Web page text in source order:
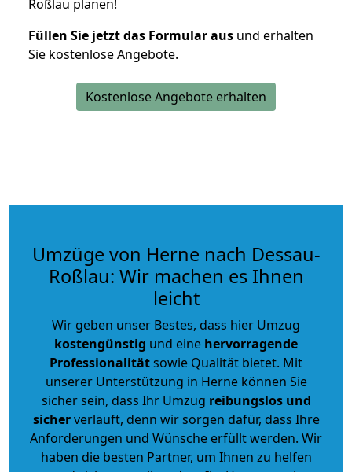
Roßlau planen!
Füllen Sie jetzt das Formular aus und erhalten
Sie kostenlose Angebote.
Kostenlose Angebote erhalten
Umzüge von Herne nach Dessau-
Roßlau: Wir machen es Ihnen
leicht
Wir geben unser Bestes, dass hier Umzug
kostengünstig und eine hervorragende
Professionalitätsowie Qualität bietet. Mit
unserer Unterstützung in Herne können Sie
sicher sein, dass Ihr Umzug reibungslos und
sicherverläuft, denn wir sorgen dafür, dass Ihre
Anforderungen und Wünsche erfüllt werden. Wir
haben die besten Partner, um Ihnen zu helfen